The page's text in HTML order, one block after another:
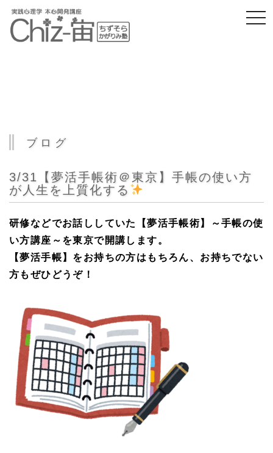
ブログ
3/31【夢活手帳術＠東京】手帳の使い方
が人生を上質化する
研修などでお話ししていた【夢活手帳術】～手帳の使
い方講座～を東京で開講します。
【夢活手帳】をお持ちの方はもちろん、お持ちでない
方もぜひどうぞ！